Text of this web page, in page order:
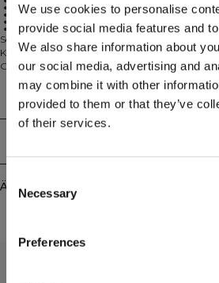
We use cookies to personalise
provide social media features and
We also share information about
our social media, advertising and
may combine it with other
provided to them or that they’ve
of their services.
Selection
Necessary
Preferences
Hergestellt in der EU
Hochleistungsstoff aus Europa
Kleines ICIW-Logo vorne
77% Polyamid, 23% Elastan
Scrunch Tights, ein Neuzugang im Sortiment
Körperform schmeichelhaft zur Geltung bringt!
Gesäß betonst du deine Kurven Das Material ist
Körper und die Tights sind atmungsaktiv.
keine Wünsche offen! Mit V-Ausschnitt,
Hochleistungsstoff aus Europa. Kleines ICIW-
verstellbarem Knotendetail vorne. Crop-
Technical Aspects
Ähnliche Produkte